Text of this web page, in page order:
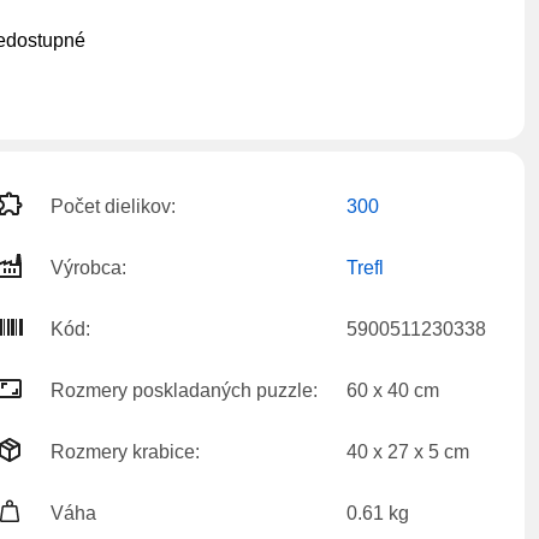
Počet dielikov: 300
Výrobca: Trefl
Kód: 5900511230338
Rozmery poskladaných puzzle: 60 x 40 cm
Rozmery krabice: 40 x 27 x 5 cm
Váha 0.61 kg